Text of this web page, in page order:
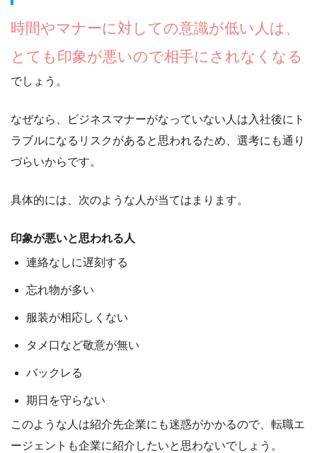
時間やマナーに対しての意識が低い人は、
とても印象が悪いので相手にされなくなる
でしょう。
なぜなら、ビジネスマナーがなっていない人は 入社後にト
ラブルになるリスクがあると思われるため、選考にも通り
づらいからです。
具体的には、次のような人が当てはまります。
印象が悪いと思われる人
連絡なしに遅刻する
忘れ物が多い
服装が相応しくない
タメ口など敬意が無い
バックレる
期日を守らない
このような人は紹介先企業にも迷惑がかかるので、転職エ
ージェントも企業に紹介したいと思わないでしょう。